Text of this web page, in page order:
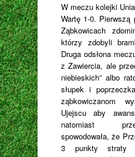
W meczu kolejki
Wartę 1-0. Pierwszą
Ząbkowicach
którzy zdobyli
Druga odsłona
z Zawiercia, ale
niebieskich” albo
słupek i
ząbkowiczanom
Ujejscu aby
natomiast
spowodowała, że
3 punkty straty